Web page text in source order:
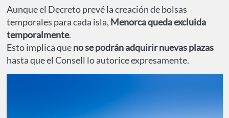
Aunque el Decreto prevé la creación de bolsas
temporales para cada isla, Menorca queda excluida
temporalmente.
Esto implica queno se podrán adquirir nuevas plazas
hasta que el Consell lo autorice expresamente.